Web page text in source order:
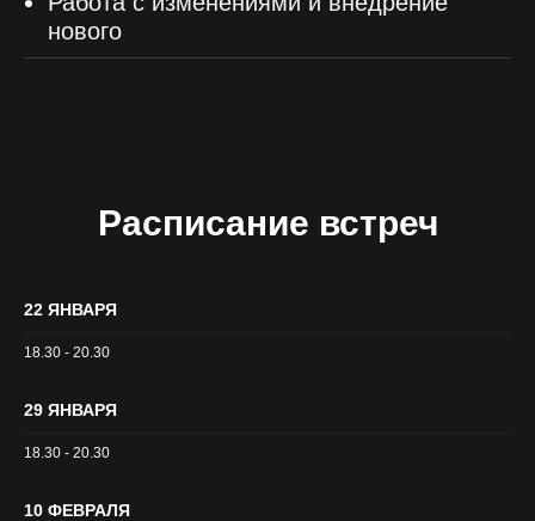
нового
Расписание встреч
22 ЯНВАРЯ
18.30 - 20.30
29 ЯНВАРЯ
18.30 - 20.30
10 ФЕВРАЛЯ